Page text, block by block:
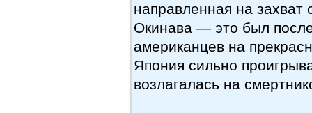
направленная на захват
Окинава — это был
американцев на
Япония сильно
возлагалась на